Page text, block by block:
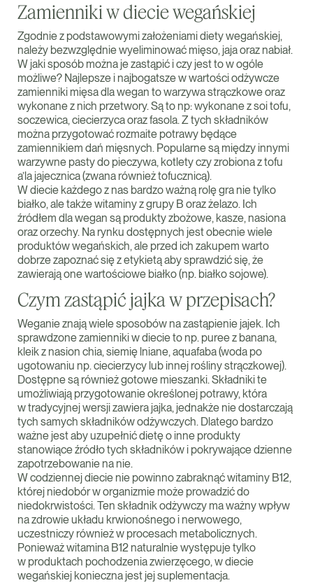
Zamienniki w diecie wegańskiej
Zgodnie z podstawowymi założeniami diety wegańskiej,
należy bezwzględnie wyeliminować mięso, jaja oraz nabiał.
W jaki sposób można je zastąpić i czy jest to w ogóle
możliwe? Najlepsze i najbogatsze w wartości odżywcze
zamienniki mięsa dla wegan to warzywa strączkowe oraz
wykonane z nich przetwory. Są to np: wykonane z soi tofu,
soczewica, ciecierzyca oraz fasola. Z tych składników
można przygotować rozmaite potrawy będące
zamiennikiem dań mięsnych. Popularne są między innymi
warzywne pasty do pieczywa, kotlety czy zrobiona z tofu
a’la jajecznica (zwana również tofucznicą).
W diecie każdego z nas bardzo ważną rolę gra nie tylko
białko, ale także witaminy z grupy B oraz żelazo. Ich
źródłem dla wegan są produkty zbożowe, kasze, nasiona
oraz orzechy. Na rynku dostępnych jest obecnie wiele
produktów wegańskich, ale przed ich zakupem warto
dobrze zapoznać się z etykietą aby sprawdzić się, że
zawierają one wartościowe białko (np. białko sojowe).
Czym zastąpić jajka w przepisach?
Weganie znają wiele sposobów na zastąpienie jajek. Ich
sprawdzone zamienniki w diecie to np. puree z banana,
kleik z nasion chia, siemię lniane, aquafaba (woda po
ugotowaniu np. ciecierzycy lub innej rośliny strączkowej).
Dostępne są również gotowe mieszanki. Składniki te
umożliwiają przygotowanie określonej potrawy, która
w tradycyjnej wersji zawiera jajka, jednakże nie dostarczają
tych samych składników odżywczych. Dlatego bardzo
ważne jest aby uzupełnić dietę o inne produkty
stanowiące źródło tych składników i pokrywające dzienne
zapotrzebowanie na nie.
W codziennej diecie nie powinno zabraknąć witaminy B12,
której niedobór w organizmie może prowadzić do
niedokrwistości. Ten składnik odżywczy ma ważny wpływ
na zdrowie układu krwionośnego i nerwowego,
uczestniczy również w procesach metabolicznych.
Ponieważ witamina B12 naturalnie występuje tylko
w produktach pochodzenia zwierzęcego, w diecie
wegańskiej konieczna jest jej suplementacja.